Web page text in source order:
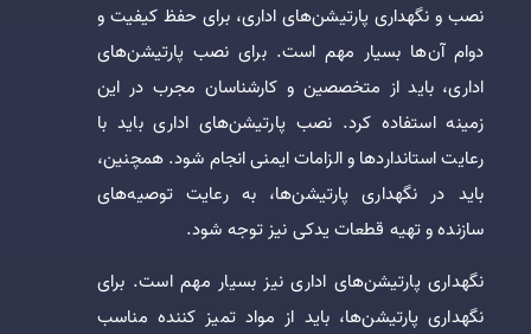
نصب و نگهداری پارتیشن‌های اداری، برای حفظ کیفیت و
دوام آن‌ها بسیار مهم است. برای نصب پارتیشن‌های
اداری، باید از متخصصین و کارشناسان مجرب در این
زمینه استفاده کرد. نصب پارتیشن‌های اداری باید با
رعایت استانداردها و الزامات ایمنی انجام شود. همچنین،
باید در نگهداری پارتیشن‌ها، به رعایت توصیه‌های
سازنده و تهیه قطعات یدکی نیز توجه شود.
نگهداری پارتیشن‌های اداری نیز بسیار مهم است. برای
نگهداری پارتیشن‌ها، باید از مواد تمیز کننده مناسب